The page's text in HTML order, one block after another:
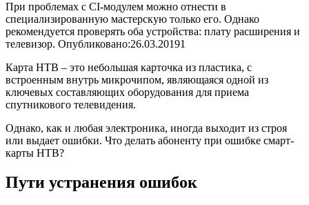
При проблемах с CI-модулем можно отнести в
специализированную мастерскую только его. Однако
рекомендуется проверять оба устройства: плату расширения и
телевизор. Опубликовано:26.03.20191
Карта НТВ – это небольшая карточка из пластика, с
встроенным внутрь микрочипом, являющаяся одной из
ключевых составляющих оборудования для приема
спутникового телевидения.
Однако, как и любая электроника, иногда выходит из строя
или выдает ошибки. Что делать абоненту при ошибке смарт-
карты НТВ?
Пути устранения ошибок